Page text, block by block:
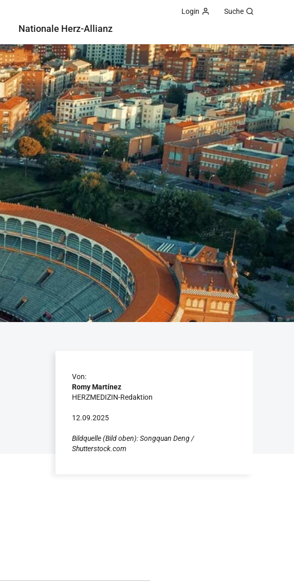
Nationale Herz-Allianz
Login Suche
Von:
Romy Martínez
HERZMEDIZIN-Redaktion
12.09.2025
Bildquelle (Bild oben): Songquan Deng /
Shutterstock.com